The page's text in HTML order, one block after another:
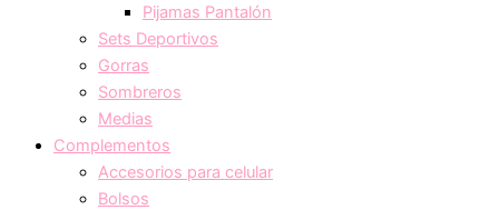
Pijamas Pantalón
Sets Deportivos
Gorras
Sombreros
Medias
Complementos
Accesorios para celular
Bolsos